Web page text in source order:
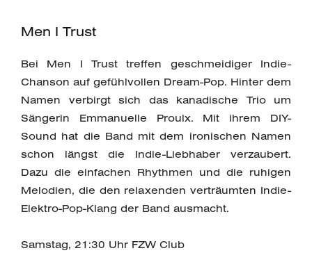
Men I Trust
Bei Men I Trust treffen geschmeidiger Indie-
Chanson auf gefühlvollen Dream-Pop. Hinter dem
Namen verbirgt sich das kanadische Trio um
Sängerin Emmanuelle Proulx. Mit ihrem DIY-
Sound hat die Band mit dem ironischen Namen
schon längst die Indie-Liebhaber verzaubert.
Dazu die einfachen Rhythmen und die ruhigen
Melodien, die den relaxenden verträumten Indie-
Elektro-Pop-Klang der Band ausmacht.
Samstag, 21:30 Uhr FZW Club